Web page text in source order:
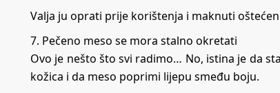
Valja ju oprati prije korištenja i maknuti
7. Pečeno meso se mora stalno okretati
Ovo je nešto što svi radimo… No, istina je da
kožica i da meso poprimi lijepu smeđu boju.